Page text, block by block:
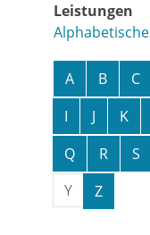
Leistungen
A B C
I
J K
Q
R S
Y
Z